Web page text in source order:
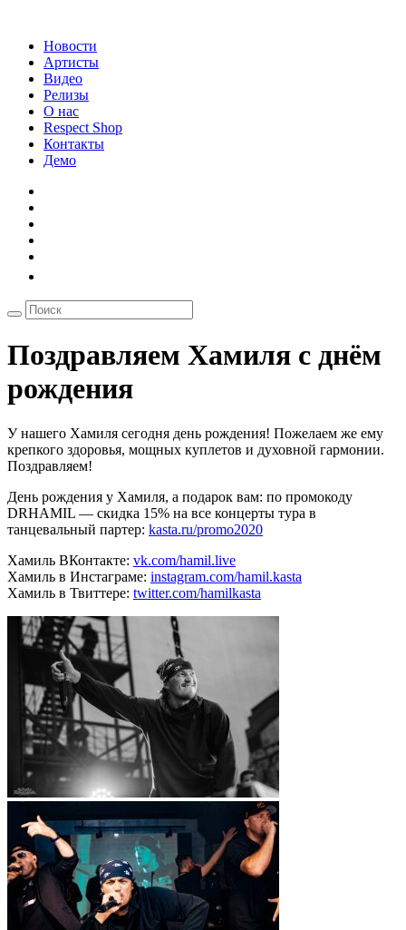
Новости
Артисты
Видео
Релизы
О нас
Respect Shop
Контакты
Демо
Поздравляем Хамиля с днём
рождения
У нашего Хамиля сегодня день рождения! Пожелаем же ему
крепкого здоровья, мощных куплетов и духовной гармонии.
Поздравляем!
День рождения у Хамиля, а подарок вам: по промокоду
DRHAMIL — скидка 15% на все концерты тура в
танцевальный партер: kasta.ru/promo2020
Хамиль ВКонтакте: vk.com/hamil.live
Хамиль в Инстаграме: instagram.com/hamil.kasta
Хамиль в Твиттере: twitter.com/hamilkasta